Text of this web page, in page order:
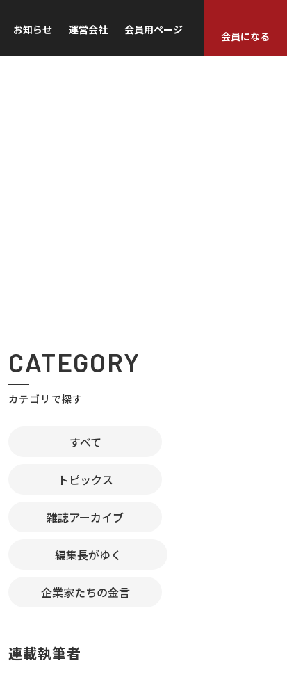
お知らせ 運営会社 会員用ページ
会員になる
CATEGORY
カテゴリで探す
すべて
トピックス
雑誌アーカイブ
編集長がゆく
企業家たちの金言
連載執筆者